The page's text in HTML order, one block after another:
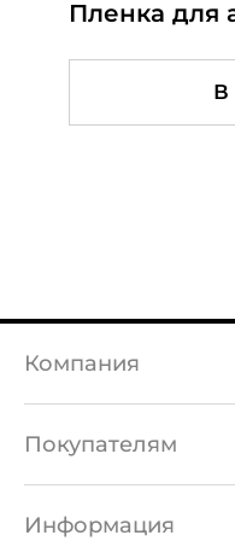
Пленка для
В
Компания
Бренды
О компании
Покупателям
Доставка и оплата
Информация